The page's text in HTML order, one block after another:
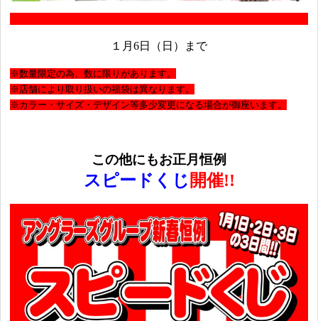
１月6日（日）まで
※数量限定の為、数に限りがあります。
※店舗により取り扱いの福袋は異なります。
※カラー・サイズ・デザイン等多少変更になる場合が御座います。
この他にもお正月恒例
スピードくじ 開催!!